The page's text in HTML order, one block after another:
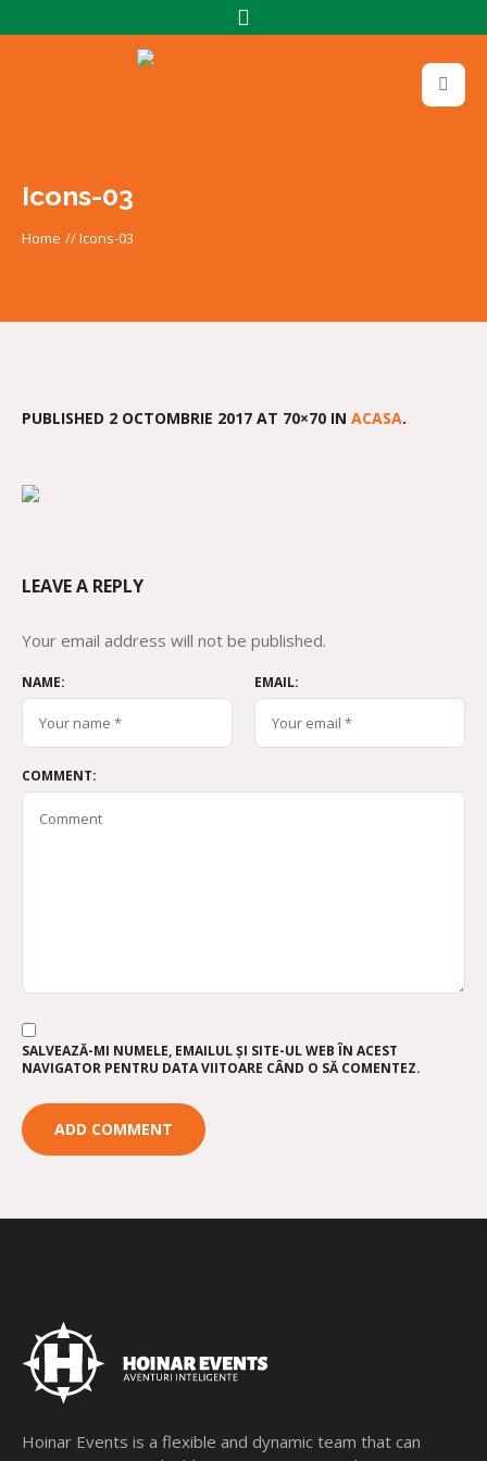
Icons-03
Home //Icons-03
PUBLISHED 2 OCTOMBRIE 2017 AT 70×70 IN ACASA.
LEAVE A REPLY
Your email address will not be published.
NAME: EMAIL:
COMMENT:
SALVEAZĂ-MI NUMELE, EMAILUL ȘI SITE-UL WEB ÎN ACEST
NAVIGATOR PENTRU DATA VIITOARE CÂND O SĂ COMENTEZ.
Hoinar Events is a flexible and dynamic team that can